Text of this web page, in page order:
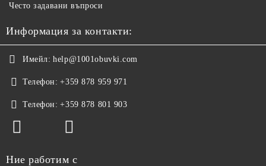
Често задавани въпроси
Информация за контакти:
Имейл: help@1001obuvki.com
Телефон: +359 878 959 971
Телефон: +359 878 801 903
Ние работим с